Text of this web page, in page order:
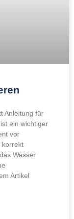
Anleitung für
ein wichtiger
vor
korrekt
Wasser
Artikel